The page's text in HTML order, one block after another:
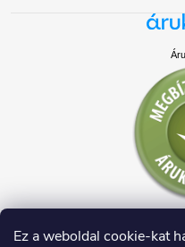
Ez a weboldal cookie-kat